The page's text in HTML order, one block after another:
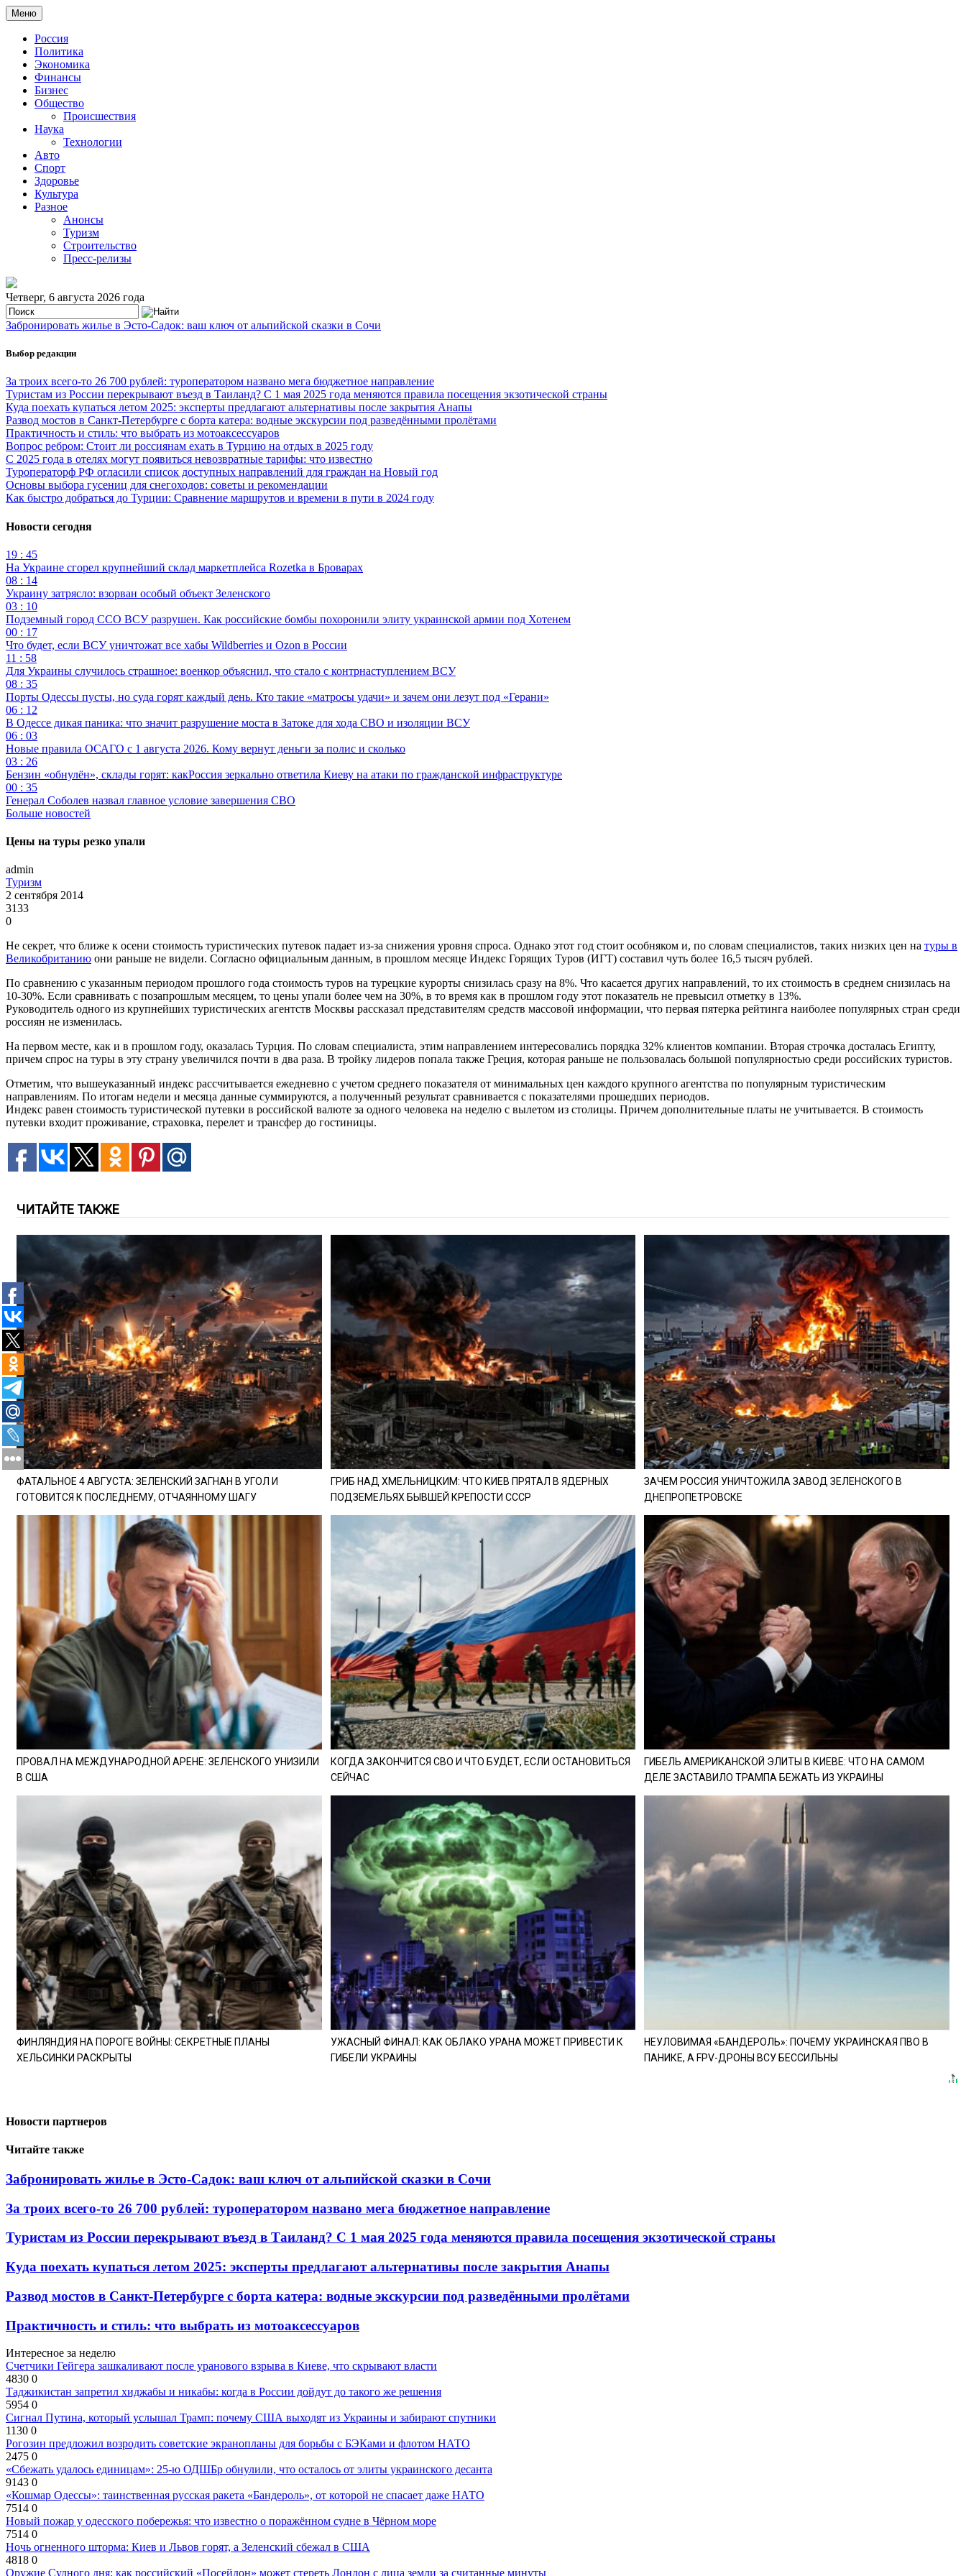
Меню
Россия
Политика
Экономика
Финансы
Бизнес
Общество
Происшествия
Наука
Технологии
Авто
Спорт
Здоровье
Культура
Разное
Анонсы
Туризм
Строительство
Пресс-релизы
Четверг, 6 августа 2026 года
Забронировать жилье в Эсто-Садок: ваш ключ от альпийской сказки в Сочи
Выбор редакции
За троих всего-то 26 700 рублей: туроператором названо мега бюджетное направление
Туристам из России перекрывают въезд в Таиланд? С 1 мая 2025 года меняются правила посещения экзотической страны
Куда поехать купаться летом 2025: эксперты предлагают альтернативы после закрытия Анапы
Развод мостов в Санкт-Петербурге с борта катера: водные экскурсии под разведёнными пролётами
Практичность и стиль: что выбрать из мотоаксессуаров
Вопрос ребром: Стоит ли россиянам ехать в Турцию на отдых в 2025 году
С 2025 года в отелях могут появиться невозвратные тарифы: что известно
Туроператорф РФ огласили список доступных направлений для граждан на Новый год
Основы выбора гусениц для снегоходов: советы и рекомендации
Как быстро добраться до Турции: Сравнение маршрутов и времени в пути в 2024 году
Новости сегодня
19 : 45
На Украине сгорел крупнейший склад маркетплейса Rozetka в Броварах
08 : 14
Украину затрясло: взорван особый объект Зеленского
03 : 10
Подземный город ССО ВСУ разрушен. Как российские бомбы похоронили элиту украинской армии под Хотенем
00 : 17
Что будет, если ВСУ уничтожат все хабы Wildberries и Ozon в России
11 : 58
Для Украины случилось страшное: военкор объяснил, что стало с контрнаступлением ВСУ
08 : 35
Порты Одессы пусты, но суда горят каждый день. Кто такие «матросы удачи» и зачем они лезут под «Герани»
06 : 12
В Одессе дикая паника: что значит разрушение моста в Затоке для хода СВО и изоляции ВСУ
06 : 03
Новые правила ОСАГО с 1 августа 2026. Кому вернут деньги за полис и сколько
03 : 26
Бензин «обнулён», склады горят: какРоссия зеркально ответила Киеву на атаки по гражданской инфраструктуре
00 : 35
Генерал Соболев назвал главное условие завершения СВО
Больше новостей
Цены на туры резко упали
admin
Туризм
2 сентября 2014
3133
0
Не секрет, что ближе к осени стоимость туристических путевок падает из-за снижения уровня спроса. Однако этот год стоит особняком и, по словам специалистов, таких низких цен на туры в
Великобританию они раньше не видели. Согласно официальным данным, в прошлом месяце Индекс Горящих Туров (ИГТ) составил чуть более 16,5 тысяч рублей.
По сравнению с указанным периодом прошлого года стоимость туров на турецкие курорты снизилась сразу на 8%. Что касается других направлений, то их стоимость в среднем снизилась на
10-30%. Если сравнивать с позапрошлым месяцем, то цены упали более чем на 30%, в то время как в прошлом году этот показатель не превысил отметку в 13%.
Руководитель одного из крупнейших туристических агентств Москвы рассказал представителям средств массовой информации, что первая пятерка рейтинга наиболее популярных стран среди
россиян не изменилась.
На первом месте, как и в прошлом году, оказалась Турция. По словам специалиста, этим направлением интересовались порядка 32% клиентов компании. Вторая строчка досталась Египту,
причем спрос на туры в эту страну увеличился почти в два раза. В тройку лидеров попала также Греция, которая раньше не пользовалась большой популярностью среди российских туристов.
Отметим, что вышеуказанный индекс рассчитывается ежедневно с учетом среднего показателя от минимальных цен каждого крупного агентства по популярным туристическим
направлениям. По итогам недели и месяца данные суммируются, а полученный результат сравнивается с показателями прошедших периодов.
Индекс равен стоимость туристической путевки в российской валюте за одного человека на неделю с вылетом из столицы. Причем дополнительные платы не учитывается. В стоимость
путевки входит проживание, страховка, перелет и трансфер до гостиницы.
ЧИТАЙТЕ ТАКЖЕ
ФАТАЛЬНОЕ 4 АВГУСТА: ЗЕЛЕНСКИЙ ЗАГНАН В УГОЛ И
ГОТОВИТСЯ К ПОСЛЕДНЕМУ, ОТЧАЯННОМУ ШАГУ
ГРИБ НАД ХМЕЛЬНИЦКИМ: ЧТО КИЕВ ПРЯТАЛ В ЯДЕРНЫХ
ПОДЗЕМЕЛЬЯХ БЫВШЕЙ КРЕПОСТИ СССР
ЗАЧЕМ РОССИЯ УНИЧТОЖИЛА ЗАВОД ЗЕЛЕНСКОГО В
ДНЕПРОПЕТРОВСКЕ
ПРОВАЛ НА МЕЖДУНАРОДНОЙ АРЕНЕ: ЗЕЛЕНСКОГО УНИЗИЛИ
В США
КОГДА ЗАКОНЧИТСЯ СВО И ЧТО БУДЕТ, ЕСЛИ ОСТАНОВИТЬСЯ
СЕЙЧАС
ГИБЕЛЬ АМЕРИКАНСКОЙ ЭЛИТЫ В КИЕВЕ: ЧТО НА САМОМ
ДЕЛЕ ЗАСТАВИЛО ТРАМПА БЕЖАТЬ ИЗ УКРАИНЫ
ФИНЛЯНДИЯ НА ПОРОГЕ ВОЙНЫ: СЕКРЕТНЫЕ ПЛАНЫ
ХЕЛЬСИНКИ РАСКРЫТЫ
УЖАСНЫЙ ФИНАЛ: КАК ОБЛАКО УРАНА МОЖЕТ ПРИВЕСТИ К
ГИБЕЛИ УКРАИНЫ
НЕУЛОВИМАЯ «БАНДЕРОЛЬ»: ПОЧЕМУ УКРАИНСКАЯ ПВО В
ПАНИКЕ, А FPV-ДРОНЫ ВСУ БЕССИЛЬНЫ
Новости партнеров
Читайте также
Забронировать жилье в Эсто-Садок: ваш ключ от альпийской сказки в Сочи
За троих всего-то 26 700 рублей: туроператором названо мега бюджетное направление
Туристам из России перекрывают въезд в Таиланд? С 1 мая 2025 года меняются правила посещения экзотической страны
Куда поехать купаться летом 2025: эксперты предлагают альтернативы после закрытия Анапы
Развод мостов в Санкт-Петербурге с борта катера: водные экскурсии под разведёнными пролётами
Практичность и стиль: что выбрать из мотоаксессуаров
Интересное за неделю
Счетчики Гейгера зашкаливают после уранового взрыва в Киеве, что скрывают власти
4830 0
Таджикистан запретил хиджабы и никабы: когда в России дойдут до такого же решения
5954 0
Сигнал Путина, который услышал Трамп: почему США выходят из Украины и забирают спутники
1130 0
Рогозин предложил возродить советские экранопланы для борьбы с БЭКами и флотом НАТО
2475 0
«Сбежать удалось единицам»: 25-ю ОДШБр обнулили, что осталось от элиты украинского десанта
9143 0
«Кошмар Одессы»: таинственная русская ракета «Бандероль», от которой не спасает даже НАТО
7514 0
Новый пожар у одесского побережья: что известно о поражённом судне в Чёрном море
7514 0
Ночь огненного шторма: Киев и Львов горят, а Зеленский сбежал в США
4818 0
Оружие Судного дня: как российский «Посейдон» может стереть Лондон с лица земли за считанные минуты